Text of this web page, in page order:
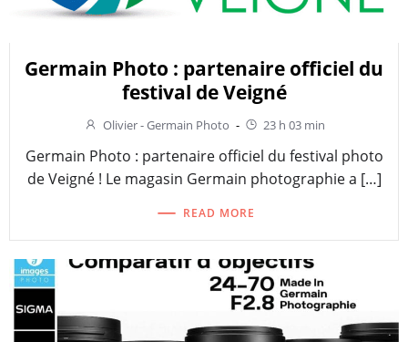
Germain Photo : partenaire officiel du
festival de Veigné
Olivier - Germain Photo - 23 h 03 min
Germain Photo : partenaire officiel du festival photo
de Veigné ! Le magasin Germain photographie a […]
READ MORE